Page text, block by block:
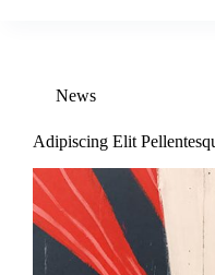
News
Adipiscing Elit